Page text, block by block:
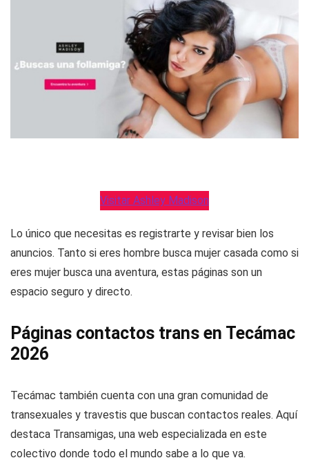
Visitar Ashley Madison
Lo único que necesitas es registrarte y revisar bien los
anuncios. Tanto si eres hombre busca mujer casada como si
eres mujer busca una aventura, estas páginas son un
espacio seguro y directo.
Páginas contactos trans en Tecámac
2026
Tecámac también cuenta con una gran comunidad de
transexuales y travestis que buscan contactos reales. Aquí
destaca Transamigas, una web especializada en este
colectivo donde todo el mundo sabe a lo que va.